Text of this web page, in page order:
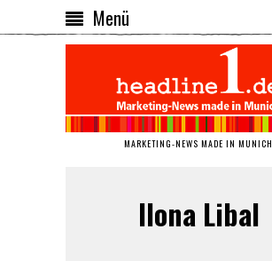
Menü
MARKETING-NEWS MADE IN MUNICH
Ilona Libal